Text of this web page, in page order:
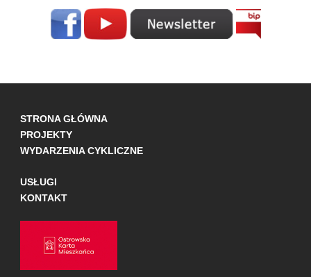
STRONA GŁÓWNA
PROJEKTY
WYDARZENIA CYKLICZNE
USŁUGI
KONTAKT